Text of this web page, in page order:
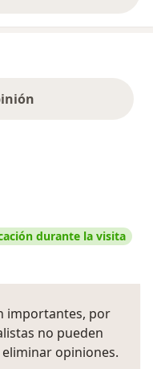
durante la visita
importantes, por
no pueden
opiniones.